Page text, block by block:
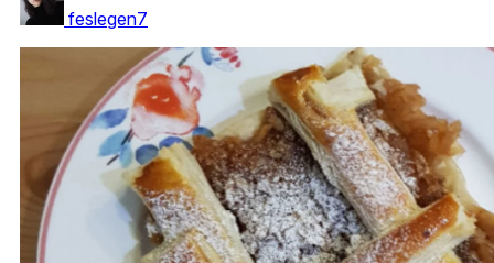
feslegen7